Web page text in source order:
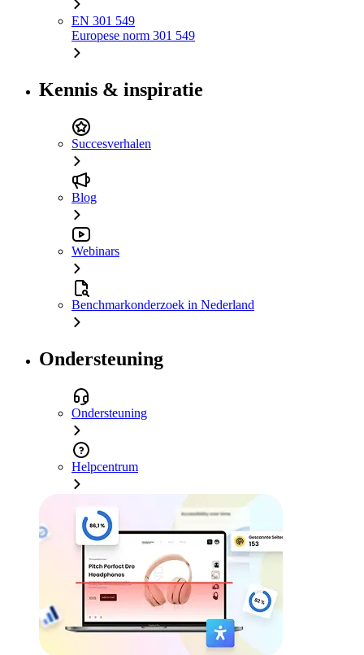
EN 301 549
Europese norm 301 549
Kennis & inspiratie
Succesverhalen
Blog
Webinars
Benchmarkonderzoek in Nederland
Ondersteuning
Ondersteuning
Helpcentrum